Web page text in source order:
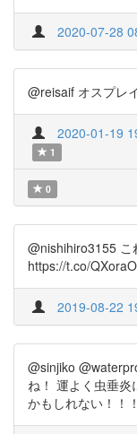
2020-07-28
@reisaif オスプレ
2020-01-19
1
0
@nishihiro3155 こ
https://t.co/
2019-08-22
@sinjiko
ね！ 運よく虫垂炎
かもしれない！！